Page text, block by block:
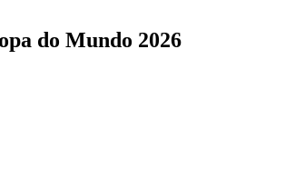
do Mundo 2026